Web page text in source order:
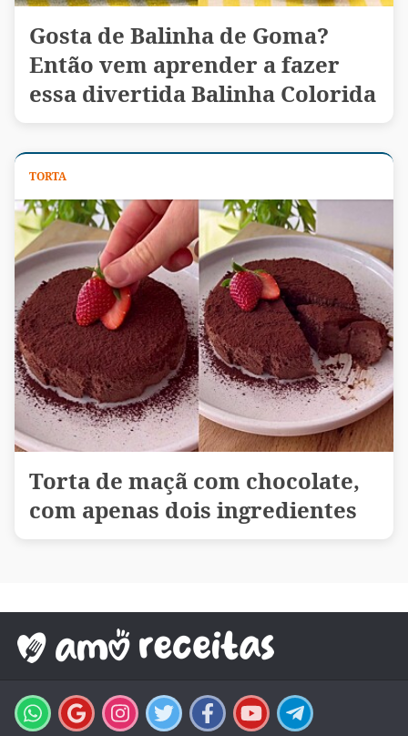
Gosta de Balinha de Goma?
Então vem aprender a fazer
essa divertida Balinha Colorida
TORTA
Torta de maçã com chocolate,
com apenas dois ingredientes